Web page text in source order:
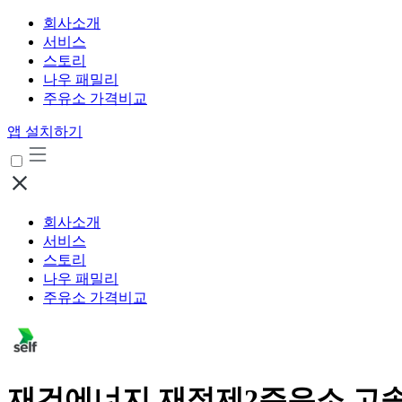
회사소개
서비스
스토리
나우 패밀리
주유소 가격비교
앱 설치하기
회사소개
서비스
스토리
나우 패밀리
주유소 가격비교